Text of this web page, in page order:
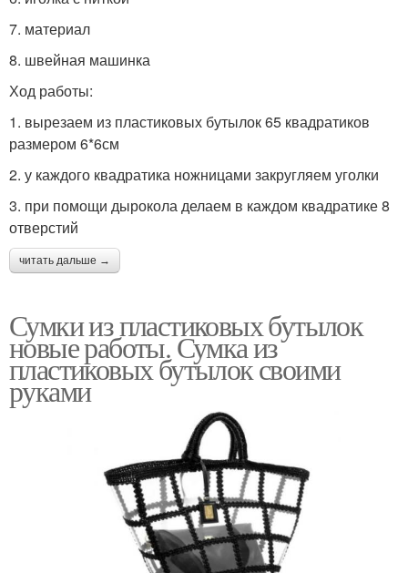
7. материал
8. швейная машинка
Ход работы:
1. вырезаем из пластиковых бутылок 65 квадратиков
размером 6*6см
2. у каждого квадратика ножницами закругляем уголки
3. при помощи дырокола делаем в каждом квадратике 8
отверстий
читать дальше →
Сумки из пластиковых бутылок
новые работы. Сумка из
пластиковых бутылок своими
руками